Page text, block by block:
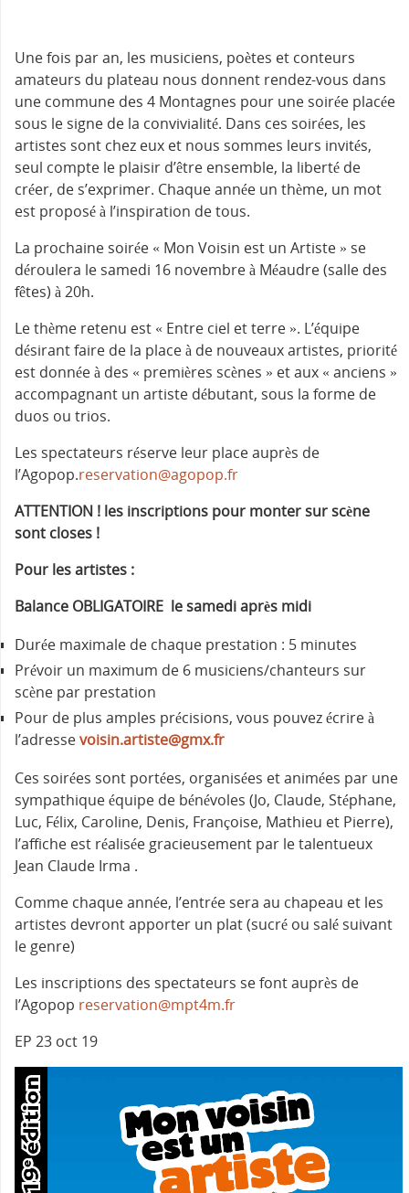
Une fois par an, les musiciens, poètes et conteurs
amateurs du plateau nous donnent rendez-vous dans
une commune des 4 Montagnes pour une soirée placée
sous le signe de la convivialité. Dans ces soirées, les
artistes sont chez eux et nous sommes leurs invités,
seul compte le plaisir d’être ensemble, la liberté de
créer, de s’exprimer. Chaque année un thème, un mot
est proposé à l’inspiration de tous.
La prochaine soirée « Mon Voisin est un Artiste » se
déroulera le samedi 16 novembre à Méaudre (salle des
fêtes) à 20h.
Le thème retenu est « Entre ciel et terre ». L’équipe
désirant faire de la place à de nouveaux artistes, priorité
est donnée à des « premières scènes » et aux « anciens »
accompagnant un artiste débutant, sous la forme de
duos ou trios.
Les spectateurs réserve leur place auprès de
l’Agopop.reservation@agopop.fr
ATTENTION ! les inscriptions pour monter sur scène
sont closes !
Pour les artistes :
Balance OBLIGATOIRE le samedi après midi
Durée maximale de chaque prestation : 5 minutes
Prévoir un maximum de 6 musiciens/chanteurs sur
scène par prestation
Pour de plus amples précisions, vous pouvez écrire à
l’adressevoisin.artiste@gmx.fr
Ces soirées sont portées, organisées et animées par une
sympathique équipe de bénévoles (Jo, Claude, Stéphane,
Luc, Félix, Caroline, Denis, Françoise, Mathieu et Pierre),
l’affiche est réalisée gracieusement par le talentueux
Jean Claude Irma .
Comme chaque année, l’entrée sera au chapeau et les
artistes devront apporter un plat (sucré ou salé suivant
le genre)
Les inscriptions des spectateurs se font auprès de
l’Agopop reservation@mpt4m.fr
EP 23 oct 19